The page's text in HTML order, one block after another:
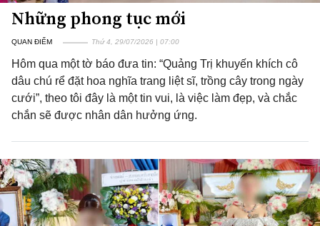
Những phong tục mới
QUAN ĐIỂM Thứ 4, 29/07/2026 | 07:00
Hôm qua một tờ báo đưa tin: “Quảng Trị khuyến khích cô
dâu chú rể đặt hoa nghĩa trang liệt sĩ, trồng cây trong ngày
cưới”, theo tôi đây là một tin vui, là việc làm đẹp, và chắc
chắn sẽ được nhân dân hưởng ứng.